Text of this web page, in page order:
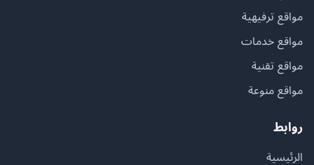
مواقع ترفيهية
مواقع خدمات
مواقع تقنية
مواقع منوعة
روابط
الرئيسية